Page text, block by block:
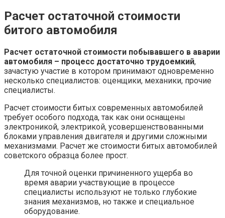
Расчет остаточной стоимости
битого автомобиля
Расчет остаточной стоимости побывавшего в аварии
автомобиля – процесс достаточно трудоемкий,
зачастую участие в котором принимают одновременно
несколько специалистов: оценщики, механики, прочие
специалисты.
Расчет стоимости битых современных автомобилей
требует особого подхода, так как они оснащены
электроникой, электрикой, усовершенствованными
блоками управления двигателя и другими сложными
механизмами. Расчет же стоимости битых автомобилей
советского образца более прост.
Для точной оценки причиненного ущерба во
время аварии участвующие в процессе
специалисты используют не только глубокие
знания механизмов, но также и специальное
оборудование.